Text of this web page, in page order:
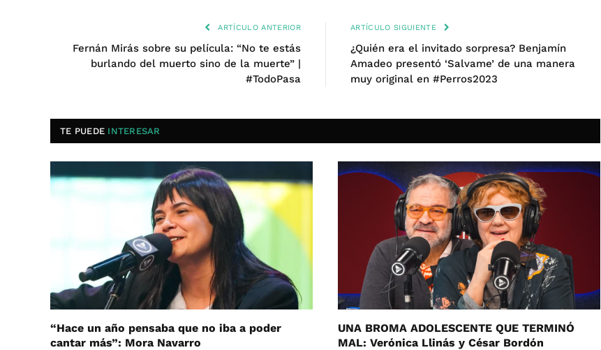
ARTÍCULO ANTERIOR
Fernán Mirás sobre su película: “No te estás
burlando del muerto sino de la muerte” |
#TodoPasa
ARTÍCULO SIGUIENTE
¿Quién era el invitado sorpresa? Benjamín
Amadeo presentó ‘Salvame’ de una manera
muy original en #Perros2023
TE PUEDE INTERESAR
“Hace un año pensaba que no iba a poder
cantar más”: Mora Navarro
UNA BROMA ADOLESCENTE QUE TERMINÓ
MAL: Verónica Llinás y César Bordón